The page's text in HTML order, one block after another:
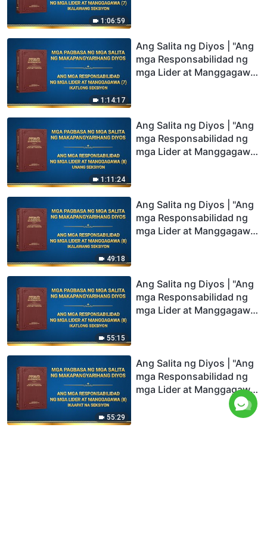
1:06:59
1:14:17
Ang Salita ng Diyos | "Ang
mga Responsabilidad ng
mga Lider at Manggagawa
1:11:24
Ang Salita ng Diyos | "Ang
mga Responsabilidad ng
mga Lider at Manggagawa
49:18
Ang Salita ng Diyos | "Ang
mga Responsabilidad ng
mga Lider at Manggagawa
55:15
Ang Salita ng Diyos | "Ang
mga Responsabilidad ng
mga Lider at Manggagawa
55:29
Ang Salita ng Diyos | "Ang
mga Responsabilidad ng
mga Lider at Manggagawa
(8)" (Ikaapat na Seksiyon)